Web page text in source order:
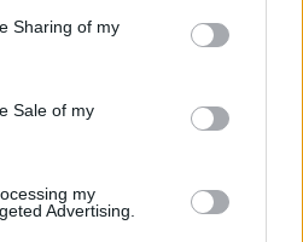
Sharing of my
Sale of my
my
Advertising.